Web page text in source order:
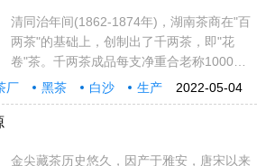
清同治年间(1862-1874年)，湖南茶商在"百
两茶"的基础上，创制出了千两茶，即"花
卷"茶。千两茶成品每支净重合老称1000
两，故俗称"千两茶"。下面就来了解下千两
茶的历史发展。千两茶的历史发展千
2022-05-04
厂 黑茶 白沙
生产
展 毛茶 茶商 湖南
包装
柱形
金尖藏茶历史悠久，因产于雅安，唐宋以来